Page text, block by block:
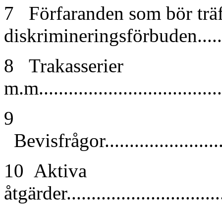
7 Förfaranden som bör
8 Trakasserier
9
10 Aktiva